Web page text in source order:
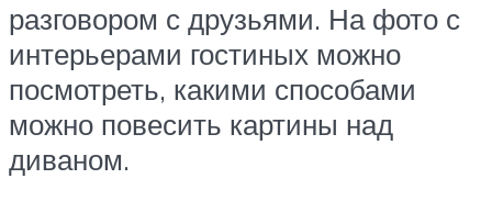
разговором с друзьями. На фото с
интерьерами гостиных можно
посмотреть, какими способами
можно повесить картины над
диваном.